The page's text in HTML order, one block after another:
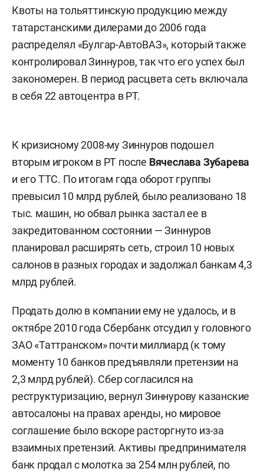
Квоты на тольяттинскую продукцию между
татарстанскими дилерами до 2006 года
распределял «Булгар-АвтоВАЗ», который также
контролировал Зиннуров, так что его успех был
закономерен. В период расцвета сеть включала
в себя 22 автоцентра в РТ.
К кризисному 2008-му Зиннуров подошел
вторым игроком в РТ после Вячеслава Зубарева
и его ТТС. По итогам года оборот группы
превысил 10 млрд рублей, было реализовано 18
тыс. машин, но обвал рынка застал ее в
закредитованном состоянии — Зиннуров
планировал расширять сеть, строил 10 новых
салонов в разных городах и задолжал банкам 4,3
млрд рублей.
Продать долю в компании ему не удалось, и в
октябре 2010 года Сбербанк отсудил у головного
ЗАО «Таттранском» почти миллиард (к тому
моменту 10 банков предъявляли претензии на
2,3 млрд рублей). Сбер согласился на
реструктуризацию, вернул Зиннурову казанские
автосалоны на правах аренды, но мировое
соглашение было вскоре расторгнуто из-за
взаимных претензий. Активы предпринимателя
банк продал с молотка за 254 млн рублей, по